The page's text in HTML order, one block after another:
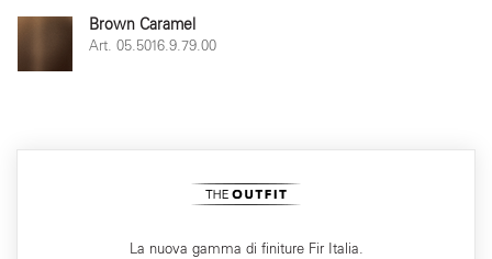
Brown Caramel
Art. 05.5016.9.79.00
La nuova gamma di finiture Fir Italia.